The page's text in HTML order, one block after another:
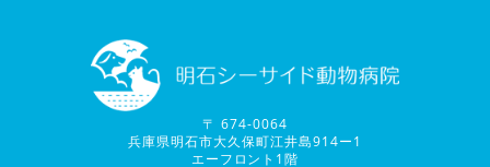
〒 674-0064
兵庫県明石市大久保町江井島914ー1
エーフロント1階